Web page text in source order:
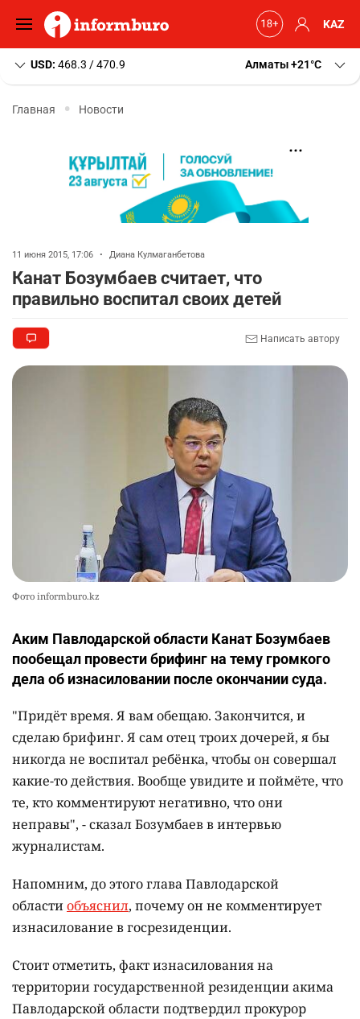
KAZ
USD: 468.3 / 470.9 Алматы+21 C
Главная Новости
11 июня 2015, 17:06 • Диана Кулмаганбетова
Канат Бозумбаев считает, что
правильно воспитал своих детей
Написать автору
Фото informburo.kz
Аким Павлодарской области Канат Бозумбаев
пообещал провести брифинг на тему громкого
дела об изнасиловании после окончании суда.
"Придёт время. Я вам обещаю. Закончится, и
сделаю брифинг. Я сам отец троих дочерей, я бы
никогда не воспитал ребёнка, чтобы он совершал
какие-то действия. Вообще увидите и поймёте, что
те, кто комментируют негативно, что они
неправы", - сказал Бозумбаев в интервью
журналистам.
Напомним, до этого глава Павлодарской
областиобъяснил, почему он не комментирует
изнасилование в госрезиденции.
Стоит отметить, факт изнасилования на
территории государственной резиденции акима
Павлодарской области подтвердил прокурор